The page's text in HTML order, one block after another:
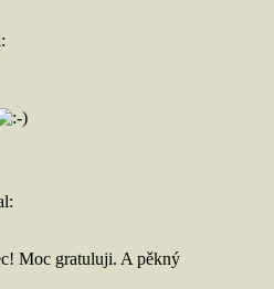
Moc gratuluji. A pěkný